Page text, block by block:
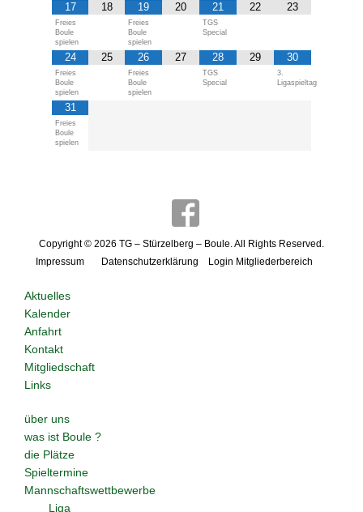
17
Freies
Boule
spielen
18 19
Freies
Boule
spielen
20 21
TGS
Special
22 23
24
Freies
Boule
spielen
25 26
Freies
Boule
spielen
27 28
TGS
Special
29 30
3.
Ligaspieltag
31
Freies
Boule
spielen
Copyright © 2026 TG – Stürzelberg – Boule. All Rights Reserved.
Impressum
Datenschutzerklärung Login Mitgliederbereich
Aktuelles
Kalender
Anfahrt
Kontakt
Mitgliedschaft
Links
über uns
was ist Boule ?
die Plätze
Spieltermine
Mannschaftswettbewerbe
Liga